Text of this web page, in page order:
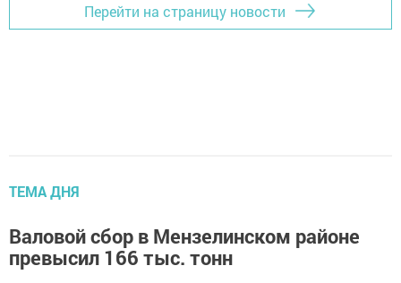
Перейти на страницу новости
ТЕМА ДНЯ
Валовой сбор в Мензелинском районе
превысил 166 тыс. тонн